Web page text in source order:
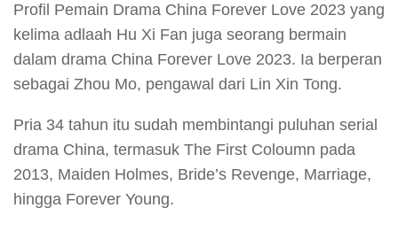
Profil Pemain Drama China Forever Love 2023 yang
kelima adlaah Hu Xi Fan juga seorang bermain
dalam drama China Forever Love 2023. Ia berperan
sebagai Zhou Mo, pengawal dari Lin Xin Tong.
Pria 34 tahun itu sudah membintangi puluhan serial
drama China, termasuk The First Coloumn pada
2013, Maiden Holmes, Bride’s Revenge, Marriage,
hingga Forever Young.